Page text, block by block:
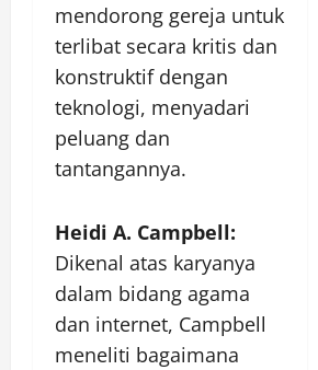
mendorong gereja untuk
terlibat secara kritis dan
konstruktif dengan
teknologi, menyadari
peluang dan
tantangannya.
Heidi A. Campbell:
Dikenal atas karyanya
dalam bidang agama
dan internet, Campbell
meneliti bagaimana